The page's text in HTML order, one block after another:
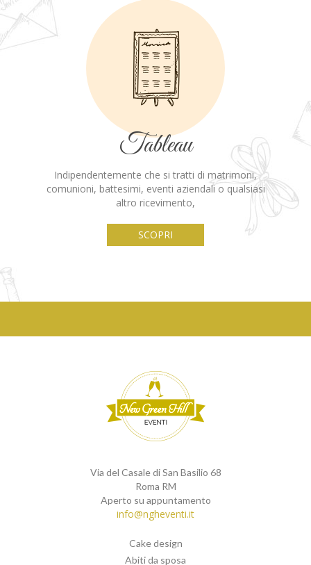
Tableau
Indipendentemente che si tratti di matrimoni,
comunioni, battesimi, eventi aziendali o qualsiasi
altro ricevimento,
SCOPRI
Via del Casale di San Basilio 68
Roma RM
Aperto su appuntamento
info@ngheventi.it
Cake design
Abiti da sposa